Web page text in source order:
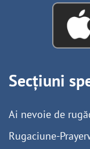
Secțiuni
Ai nevoie de
Rugaciune-